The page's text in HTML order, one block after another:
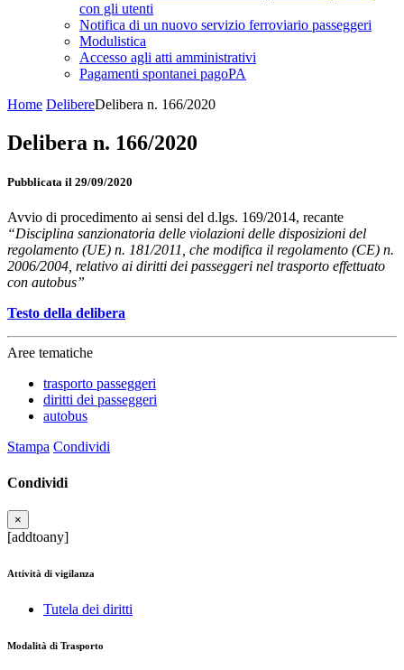
con gli utenti
Notifica di un nuovo servizio ferroviario passeggeri
Modulistica
Accesso agli atti amministrativi
Pagamenti spontanei pagoPA
Home DelibereDelibera n. 166/2020
Delibera n. 166/2020
Pubblicata il 29/09/2020
Avvio di procedimento ai sensi del d.lgs. 169/2014, recante
“Disciplina sanzionatoria delle violazioni delle disposizioni del
regolamento (UE) n. 181/2011, che modifica il regolamento (CE) n.
2006/2004, relativo ai diritti dei passeggeri nel trasporto effettuato
con autobus”
Testo della delibera
Aree tematiche
trasporto passeggeri
diritti dei passeggeri
autobus
Stampa Condividi
Condividi
×
[addtoany]
Attività di vigilanza
Tutela dei diritti
Modalità di Trasporto